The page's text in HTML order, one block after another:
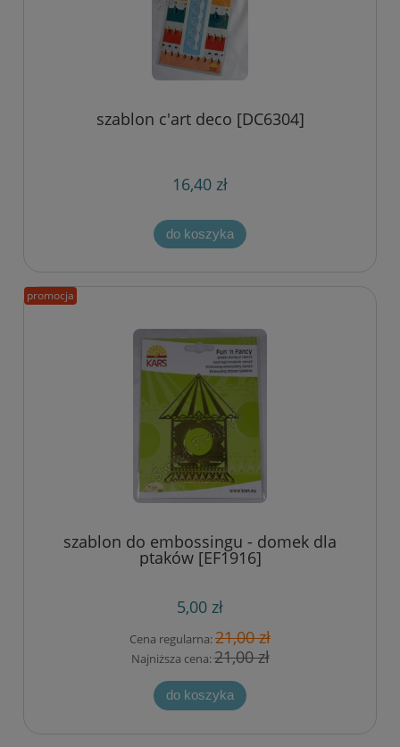
szablon c'art deco [DC6304]
16,40 zł
do koszyka
szablon do embossingu - domek dla
ptaków [EF1916]
5,00 zł
Cena regularna:21,00 zł
Najniższa cena:21,00 zł
do koszyka
promocja